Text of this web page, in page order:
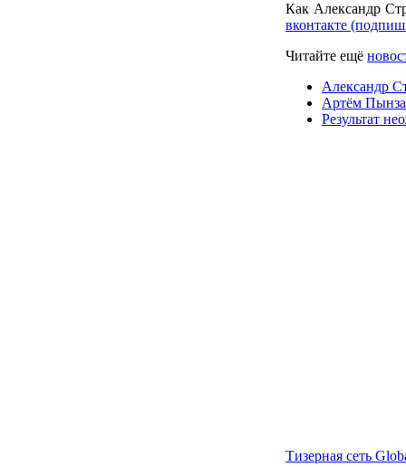
Как Александр
вконтакте
Читайте ещё
Александр
Артём
Результат
Тизерная сеть